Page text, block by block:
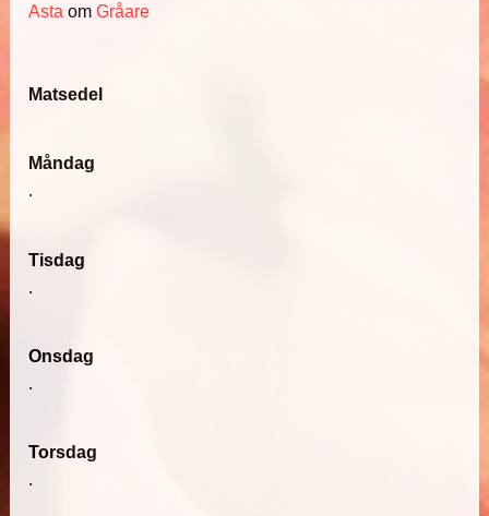
Asta omGråare
Matsedel
Måndag
.
Tisdag
.
Onsdag
.
Torsdag
.